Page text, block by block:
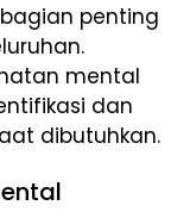
penting
mental
dan
dibutuhkan.